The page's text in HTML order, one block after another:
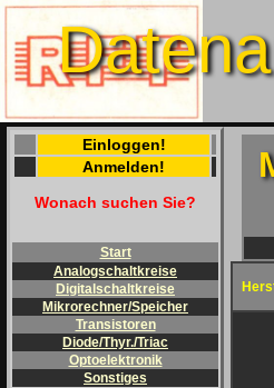
Einloggen!
Anmelden!
Wonach suchen Sie?
Start
Analogschaltkreise
Digitalschaltkreise
Mikrorechner/Speicher
Transistoren
Diode/Thyr./Triac
Optoelektronik
Sonstiges